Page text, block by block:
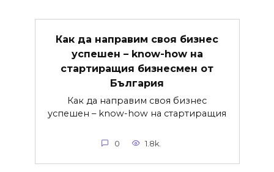
Как да направим своя бизнес
успешен – know-how на
стартиращия бизнесмен от
България
Как да направим своя бизнес
успешен – know-how на стартиращия
0 1.8k.